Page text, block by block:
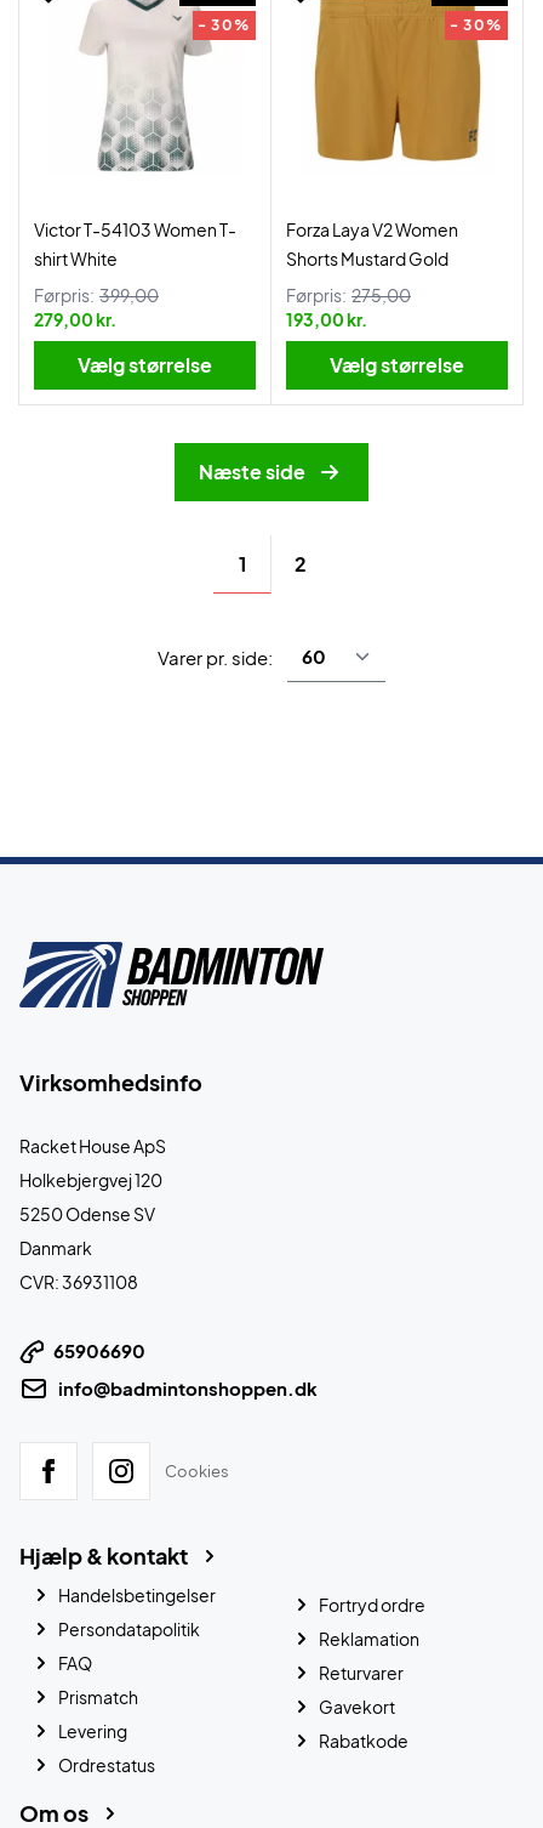
- 30%
Victor T-54103 Women T-
shirt White
Førpris: 399,00
279,00 kr.
Vælg størrelse
- 30%
Forza Laya V2 Women
Shorts Mustard Gold
Førpris: 275,00
193,00 kr.
Vælg størrelse
Næste side
1 2
Varer pr. side:
Virksomhedsinfo
Racket House ApS
Holkebjergvej 120
5250 Odense SV
Danmark
CVR: 36931108
65906690
info@badmintonshoppen.dk
Cookies
Hjælp & kontakt
Handelsbetingelser
Persondatapolitik
FAQ
Prismatch
Levering
Ordrestatus
Fortryd ordre
Reklamation
Returvarer
Gavekort
Rabatkode
Om os